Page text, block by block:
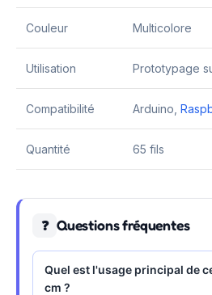
Couleur Multicolore
Utilisation Prototypage
Compatibilité Arduino,
Quantité 65 fils
❓ Questions fréquentes
Quel est l'usage principal de
cm ?